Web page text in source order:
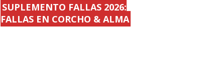
SUPLEMENTO FALLAS 2026:
FALLAS EN CORCHO & ALMA